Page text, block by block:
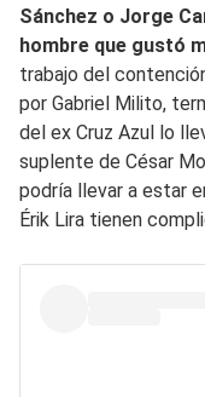
Sánchez o Jorge
hombre que gustó
trabajo del
por Gabriel Milito,
del ex Cruz Azul lo
suplente de César
podría llevar a estar
Érik Lira tienen